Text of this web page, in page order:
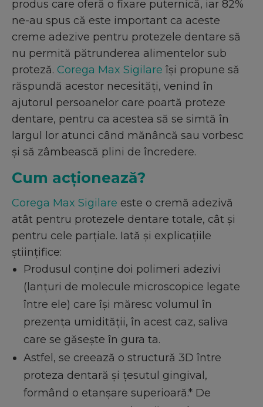
produs care oferă o fixare puternică, iar 82%
ne-au spus că este important ca aceste
creme adezive pentru protezele dentare să
nu permită pătrunderea alimentelor sub
proteză. Corega Max Sigilare își propune să
răspundă acestor necesități, venind în
ajutorul persoanelor care poartă proteze
dentare, pentru ca acestea să se simtă în
largul lor atunci când mănâncă sau vorbesc
și să zâmbească plini de încredere.
Cum acţionează?
Corega Max Sigilare este o cremă adezivă
atât pentru protezele dentare totale, cât și
pentru cele parțiale. Iată și explicațiile
științifice:
Produsul conține doi polimeri adezivi
(lanțuri de molecule microscopice legate
între ele) care își măresc volumul în
prezența umidității, în acest caz, saliva
care se găsește în gura ta.
Astfel, se creează o structură 3D între
proteza dentară și țesutul gingival,
formând o etanșare superioară.* De